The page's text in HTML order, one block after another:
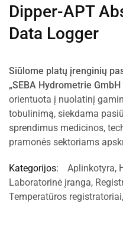
Dipper-APT
Data Logger
Siūlome platų įrenginių
„SEBA Hydrometrie GmbH
orientuota į nuolatinį
tobulinimą, siekdama
sprendimus medicinos,
pramonės sektoriams
Kategorijos: Aplinkotyra,
Laboratorinė įranga,
Temperatūros registratoriai,